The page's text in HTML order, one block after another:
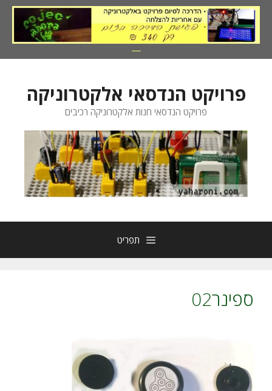
לדלג
לתוכן
פרויקט הנדסאי אלקטרוניקה
פרויקט הנדסאי חנות אלקטרוניקה רכיבים
תפריט
ספינר02